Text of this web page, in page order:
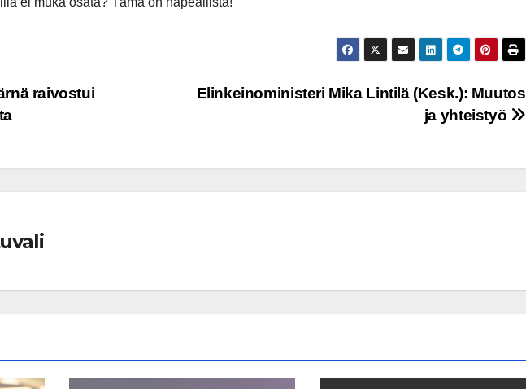
Elinkeinoministeri Mika Lintilä (Kesk.): Muutos
ja yhteistyö
raivostui